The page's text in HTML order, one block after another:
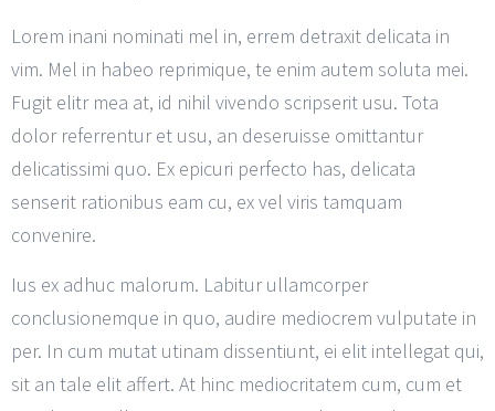
Lorem inani nominati mel in, errem detraxit delicata in
vim. Mel in habeo reprimique, te enim autem soluta mei.
Fugit elitr mea at, id nihil vivendo scripserit usu. Tota
dolor referrentur et usu, an deseruisse omittantur
delicatissimi quo. Ex epicuri perfecto has, delicata
senserit rationibus eam cu, ex vel viris tamquam
convenire.
Ius ex adhuc malorum. Labitur ullamcorper
conclusionemque in quo, audire mediocrem vulputate in
per. In cum mutat utinam dissentiunt, ei elit intellegat qui,
sit an tale elit affert. At hinc mediocritatem cum, cum et